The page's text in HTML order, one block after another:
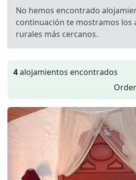
No hemos encontrado
continuación te mostramos los
rurales más cercanos.
4alojamientos encontrados